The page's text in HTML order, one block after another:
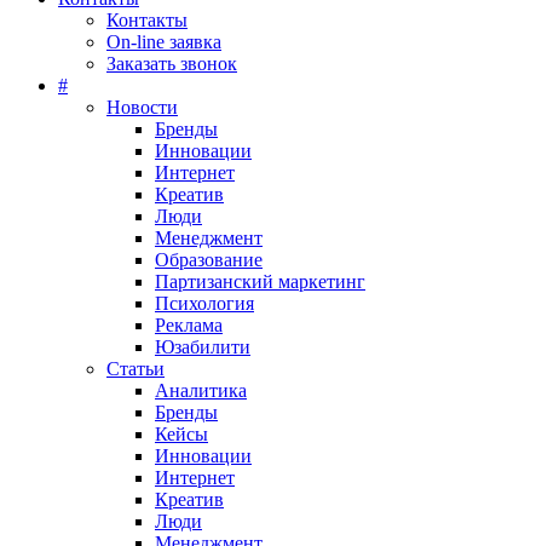
Контакты
On-line заявка
Заказать звонок
#
Новости
Бренды
Инновации
Интернет
Креатив
Люди
Менеджмент
Образование
Партизанский маркетинг
Психология
Реклама
Юзабилити
Статьи
Аналитика
Бренды
Кейсы
Инновации
Интернет
Креатив
Люди